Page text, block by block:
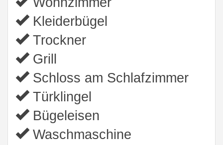
Kleiderbügel
Trockner
Grill
Schloss am Schlafzimmer
Türklingel
Bügeleisen
Waschmaschine